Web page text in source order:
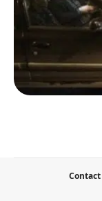
Contact